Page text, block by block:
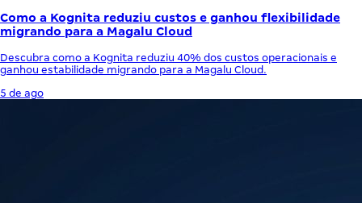
Como a Kognita reduziu custos e ganhou flexibilidade
migrando para a Magalu Cloud
Descubra como a Kognita reduziu 40% dos custos operacionais e
ganhou estabilidade migrando para a Magalu Cloud.
5 de ago